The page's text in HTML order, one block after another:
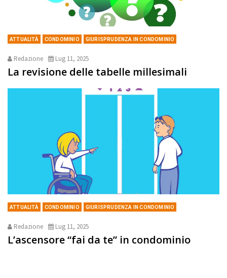
ATTUALITÀ CONDOMINIO GIURISPRUDENZA IN CONDOMINIO
Redazione Lug 11, 2025
La revisione delle tabelle millesimali
ATTUALITÀ CONDOMINIO GIURISPRUDENZA IN CONDOMINIO
Redazione Lug 11, 2025
L’ascensore “fai da te” in condominio